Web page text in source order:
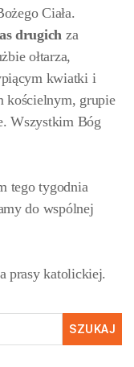
Ciała.
drugich za
ołtarza,
kwiatki i
kościelnym, grupie
Wszystkim Bóg
tego tygodnia
do wspólnej
prasy katolickiej.